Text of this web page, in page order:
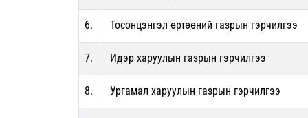
6. Тосонцэнгэл өртөөний газрын гэрчилгээ
7. Идэр харуулын газрын гэрчилгээ
8. Ургамал харуулын газрын гэрчилгээ